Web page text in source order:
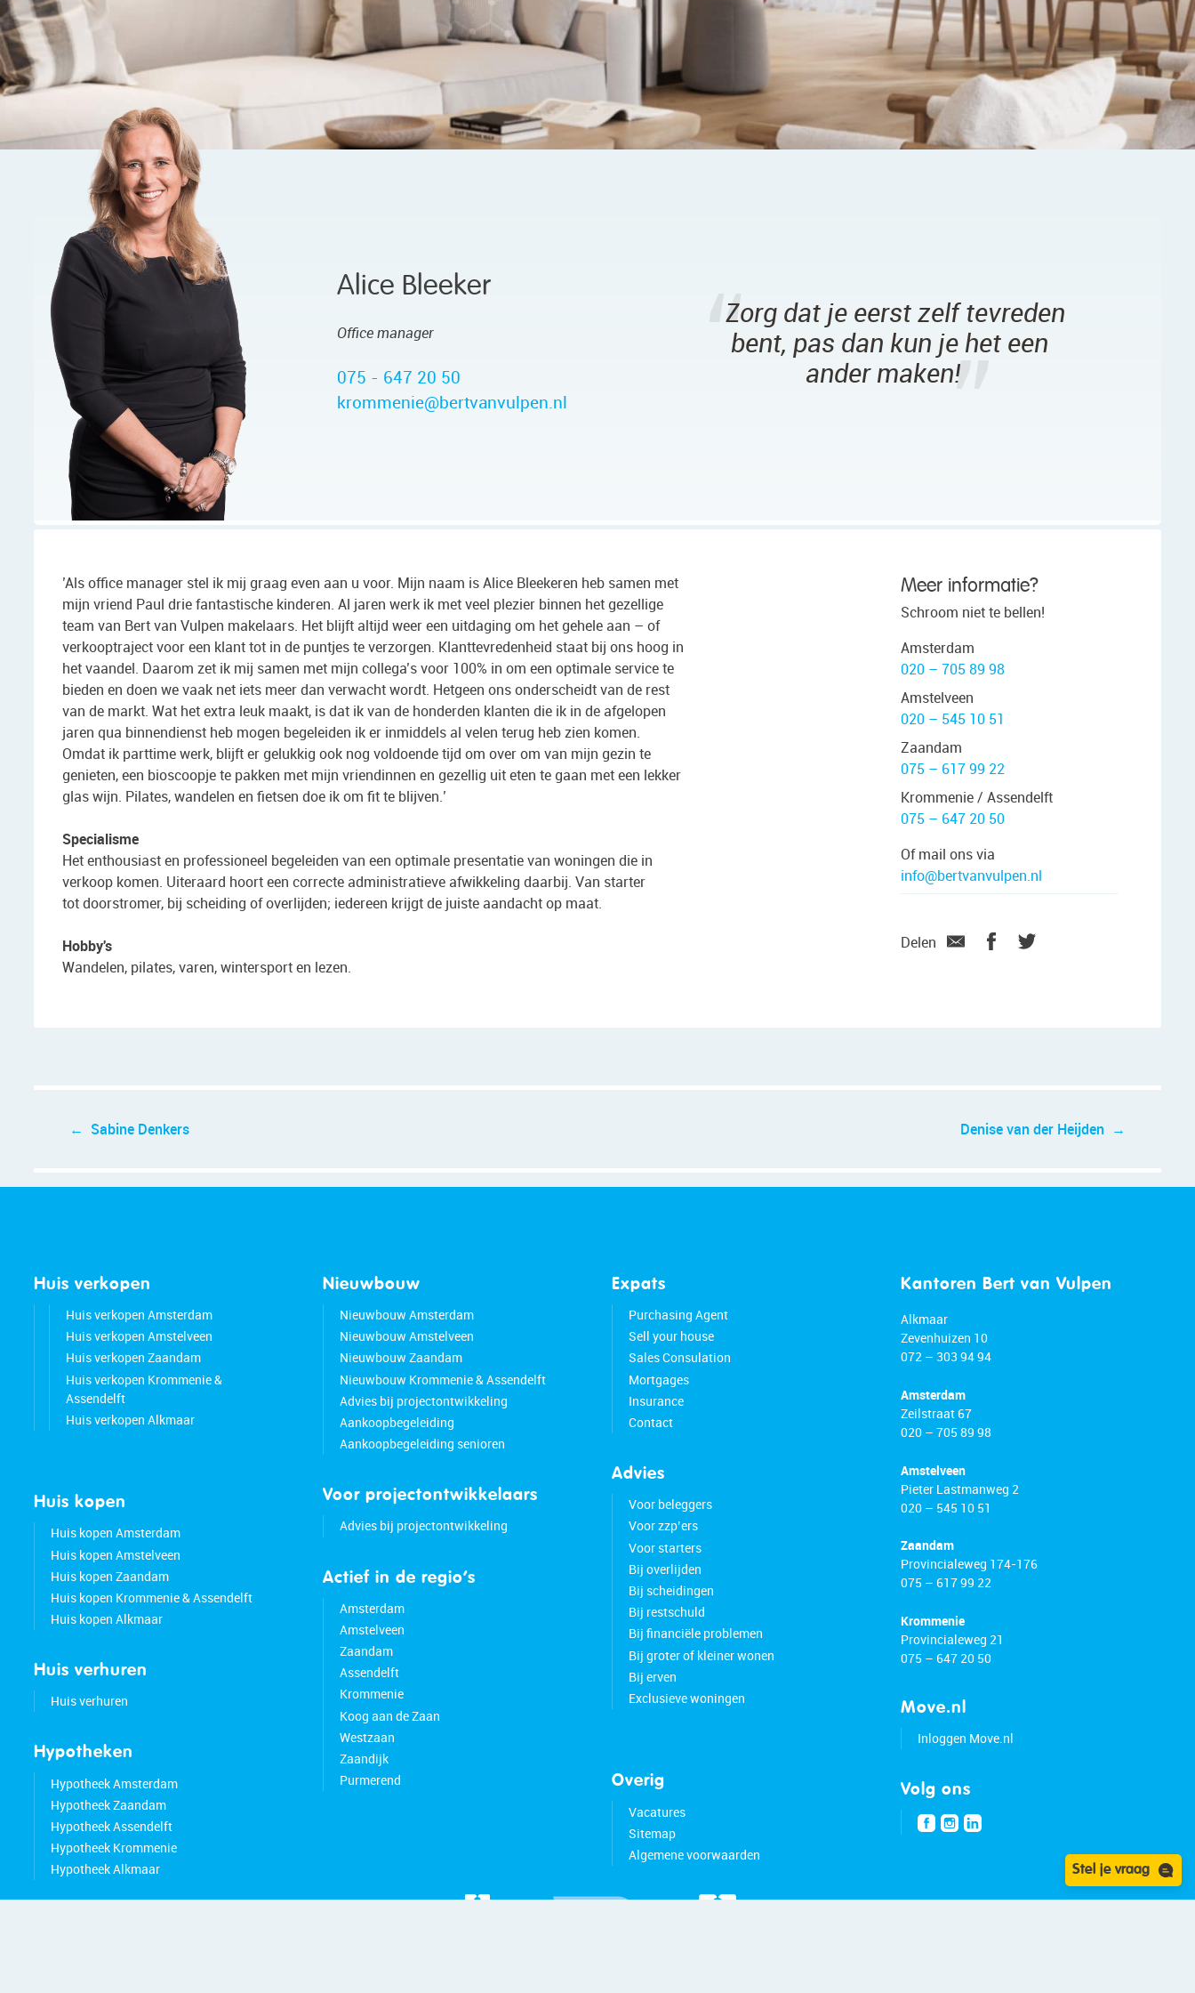
Alice Bleeker
Office manager
075 - 647 20 50
krommenie@bertvanvulpen.nl
Zorg dat je eerst zelf tevreden
bent, pas dan kun je het een
ander maken!
’Als office manager stel ik mij graag even aan u voor. Mijn naam is Alice Bleekeren heb samen met
mijn vriend Paul drie fantastische kinderen. Al jaren werk ik met veel plezier binnen het gezellige
team van Bert van Vulpen makelaars. Het blijft altijd weer een uitdaging om het gehele aan – of
verkooptraject voor een klant tot in de puntjes te verzorgen. Klanttevredenheid staat bij ons hoog in
het vaandel. Daarom zet ik mij samen met mijn collega’s voor 100% in om een optimale service te
bieden en doen we vaak net iets meer dan verwacht wordt. Hetgeen ons onderscheidt van de rest
van de markt. Wat het extra leuk maakt, is dat ik van de honderden klanten die ik in de afgelopen
jaren qua binnendienst heb mogen begeleiden ik er inmiddels al velen terug heb zien komen.
Omdat ik parttime werk, blijft er gelukkig ook nog voldoende tijd om over om van mijn gezin te
genieten, een bioscoopje te pakken met mijn vriendinnen en gezellig uit eten te gaan met een lekker
glas wijn. Pilates, wandelen en fietsen doe ik om fit te blijven.’
Specialisme
Het enthousiast en professioneel begeleiden van een optimale presentatie van woningen die in
verkoop komen. Uiteraard hoort een correcte administratieve afwikkeling daarbij. Van starter
tot doorstromer, bij scheiding of overlijden; iedereen krijgt de juiste aandacht op maat.
Hobby's
Wandelen, pilates, varen, wintersport en lezen.
Meer informatie?
Schroom niet te bellen!
Amsterdam
020 – 705 89 98
Amstelveen
020 – 545 10 51
Zaandam
075 – 617 99 22
Krommenie / Assendelft
075 – 647 20 50
Of mail ons via
info@bertvanvulpen.nl
Delen
navigatieSabine Denkers Denise van der Heijden
Huis verkopen
Huis verkopen Amsterdam
Huis verkopen Amstelveen
Huis verkopen Zaandam
Huis verkopen Krommenie &
Assendelft
Huis verkopen Alkmaar
Huis kopen
Huis kopen Amsterdam
Huis kopen Amstelveen
Huis kopen Zaandam
Huis kopen Krommenie & Assendelft
Huis kopen Alkmaar
Huis verhuren
Huis verhuren
Hypotheken
Hypotheek Amsterdam
Hypotheek Zaandam
Hypotheek Assendelft
Hypotheek Krommenie
Hypotheek Alkmaar
Nieuwbouw
Nieuwbouw Amsterdam
Nieuwbouw Amstelveen
Nieuwbouw Zaandam
Nieuwbouw Krommenie & Assendelft
Advies bij projectontwikkeling
Aankoopbegeleiding
Aankoopbegeleiding senioren
Voor projectontwikkelaars
Advies bij projectontwikkeling
Actief in de regio’s
Amsterdam
Amstelveen
Zaandam
Assendelft
Krommenie
Koog aan de Zaan
Westzaan
Zaandijk
Purmerend
Expats
Purchasing Agent
Sell your house
Sales Consulation
Mortgages
Insurance
Contact
Advies
Voor beleggers
Voor zzp’ers
Voor starters
Bij overlijden
Bij scheidingen
Bij restschuld
Bij financiële problemen
Bij groter of kleiner wonen
Bij erven
Exclusieve woningen
Overig
Vacatures
Sitemap
Algemene voorwaarden
Kantoren Bert van Vulpen
Alkmaar
Zevenhuizen 10
072 – 303 94 94
Amsterdam
Zeilstraat 67
020 – 705 89 98
Amstelveen
Pieter Lastmanweg 2
020 – 545 10 51
Zaandam
Provincialeweg 174-176
075 – 617 99 22
Krommenie
Provincialeweg 21
075 – 647 20 50
Move.nl
Inloggen Move.nl
Volg ons
Stel je vraag